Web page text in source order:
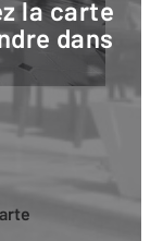
la carte
dans